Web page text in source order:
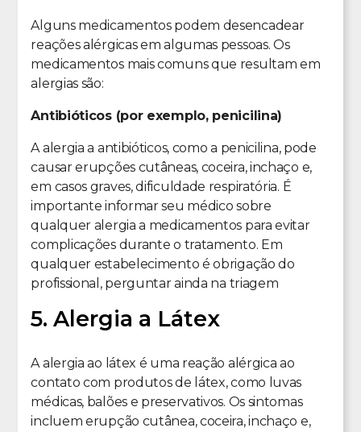
Alguns medicamentos podem desencadear
reações alérgicas em algumas pessoas. Os
medicamentos mais comuns que resultam em
alergias são:
Antibióticos (por exemplo, penicilina)
A alergia a antibióticos, como a penicilina, pode
causar erupções cutâneas, coceira, inchaço e,
em casos graves, dificuldade respiratória. É
importante informar seu médico sobre
qualquer alergia a medicamentos para evitar
complicações durante o tratamento. Em
qualquer estabelecimento é obrigação do
profissional, perguntar ainda na triagem
5. Alergia a Látex
A alergia ao látex é uma reação alérgica ao
contato com produtos de látex, como luvas
médicas, balões e preservativos. Os sintomas
incluem erupção cutânea, coceira, inchaço e,